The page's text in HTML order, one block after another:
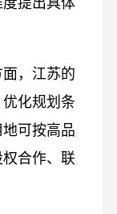
提出具体
，江苏的
化规划条
可按高品
合作、联